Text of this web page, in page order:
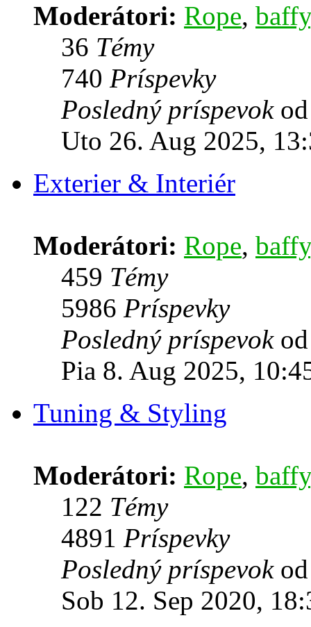
Moderátori: Rope, baffy
36 Témy
740 Príspevky
Posledný príspevok
Uto 26. Aug 2025,
Exterier & Interiér
Moderátori: Rope, baffy
459 Témy
5986 Príspevky
Posledný príspevok
Pia 8. Aug 2025,
Tuning & Styling
Moderátori: Rope, baffy
122 Témy
4891 Príspevky
Posledný príspevok
Sob 12. Sep 2020,